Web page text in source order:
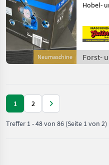
Neumaschine
Hobel-
Forst-
1 2
Treffer 1-48von 86 (Seite 1 von 2)